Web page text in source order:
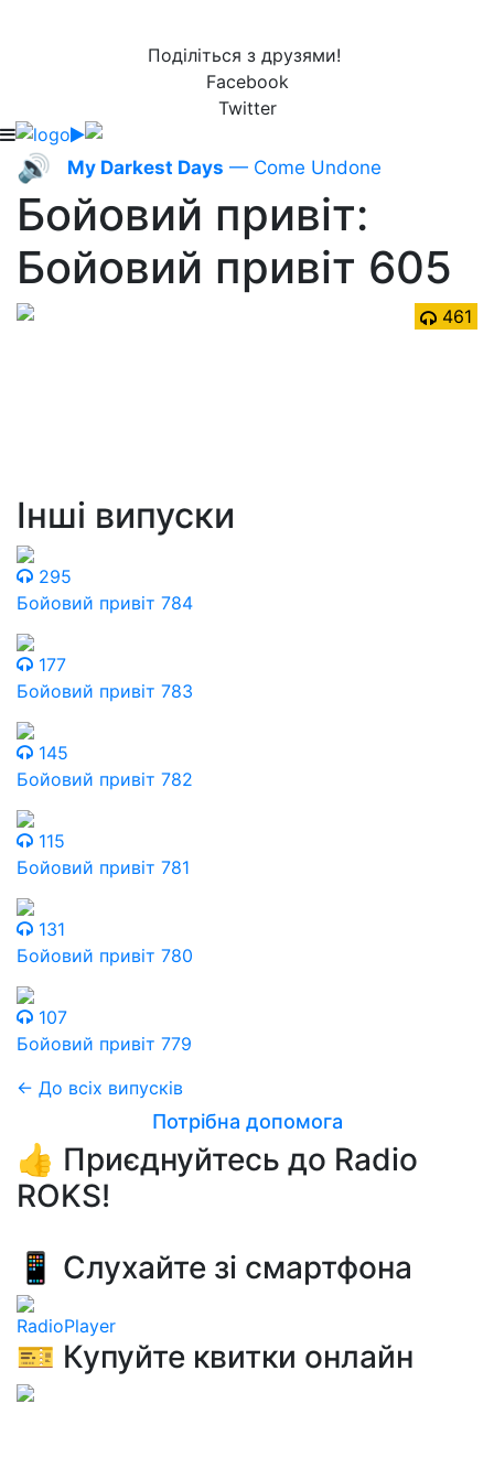
Поділіться з друзями!
Facebook
Twitter
🔊 My Darkest Days — Come Undone
Бойовий привіт:
Бойовий привіт 605
461
Інші випуски
295
Бойовий привіт 784
177
Бойовий привіт 783
145
Бойовий привіт 782
115
Бойовий привіт 781
131
Бойовий привіт 780
107
Бойовий привіт 779
← До всіх випусків
Потрібна допомога
👍 Приєднуйтесь до Radio
ROKS!
📱 Слухайте зі смартфона
RadioPlayer
🎫 Купуйте квитки онлайн